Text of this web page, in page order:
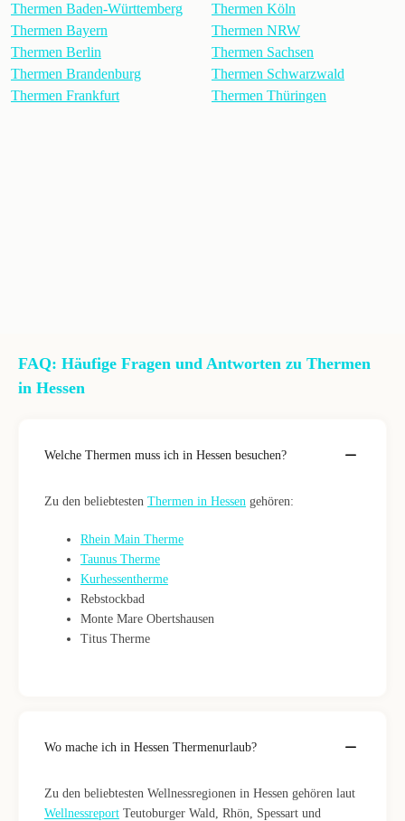
Thermen Baden-Württemberg
Thermen Bayern
Thermen Berlin
Thermen Brandenburg
Thermen Frankfurt
Thermen Köln
Thermen NRW
Thermen Sachsen
Thermen Schwarzwald
Thermen Thüringen
FAQ: Häufige Fragen und Antworten zu Thermen
in Hessen
Welche Thermen muss ich in Hessen besuchen?
Zu den beliebtesten Thermen in Hessen gehören:
Rhein Main Therme
Taunus Therme
Kurhessentherme
Rebstockbad
Monte Mare Obertshausen
Titus Therme
Wo mache ich in Hessen Thermenurlaub?
Zu den beliebtesten Wellnessregionen in Hessen gehören laut
Wellnessreport Teutoburger Wald, Rhön, Spessart und